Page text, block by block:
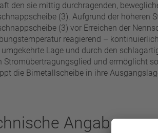
den sie mittig durchragenden,
(3). Aufgrund der höheren
(3) vor Erreichen der
reagierend –
Lage und durch den
Stromübertragungsglied und ermöglicht
die Bimetallscheibe in ihre
Angaben